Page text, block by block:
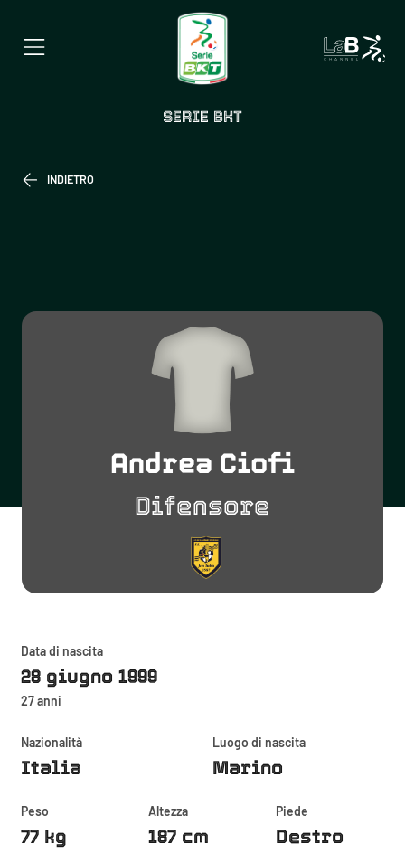
SERIE BKT
INDIETRO
Andrea Ciofi
Difensore
Data di nascita
28 giugno 1999
27 anni
Nazionalità
Italia
Luogo di nascita
Marino
Peso
77 kg
Altezza
187 cm
Piede
Destro